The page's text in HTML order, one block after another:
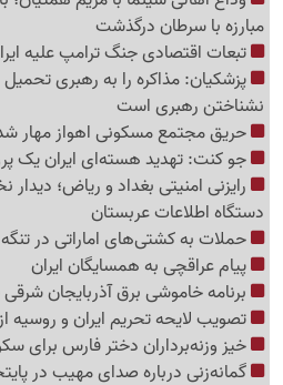
مبارزه با سرطان درگذشت
تبعات اقتصادی جنگ ترامپ علیه
پزشکیان: مذاکره را به رهبری تحمیل
نشناختن رهبری است
حریق مجتمع مسکونی اهواز مهار
جو کنت: تهدید هسته‌ای ایران یک
رایزنی امنیتی بغداد و ریاض؛
دستگاه اطلاعات عربستان
حملات به کشتی‌های اماراتی در
پیام عراقچی به همسایگان ایران
برنامه خاموشی برق آذربایجان شرقی فردا
تصویب لایحه تحریم ایران و روسیه
خیز وزنه‌برداران دختر فارس برای
گمانه‌زنی درباره صدای مهیب در